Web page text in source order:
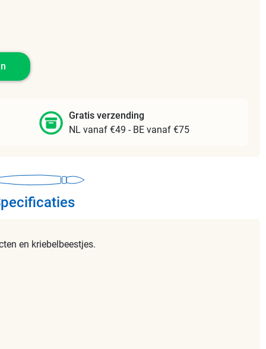
Gratis verzending
NL vanaf €49 - BE vanaf €75
en kriebelbeestjes.